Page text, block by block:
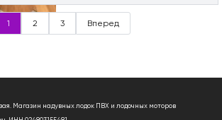
1 2 3 Вперед
Магазин надувных лодок ПВХ и лодочных моторов